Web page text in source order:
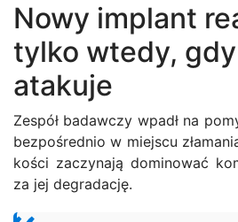
Nowy implant
tylko wtedy,
atakuje
Zespół badawczy wpadł na
bezpośrednio w miejscu
kości zaczynają dominować
za jej degradację.